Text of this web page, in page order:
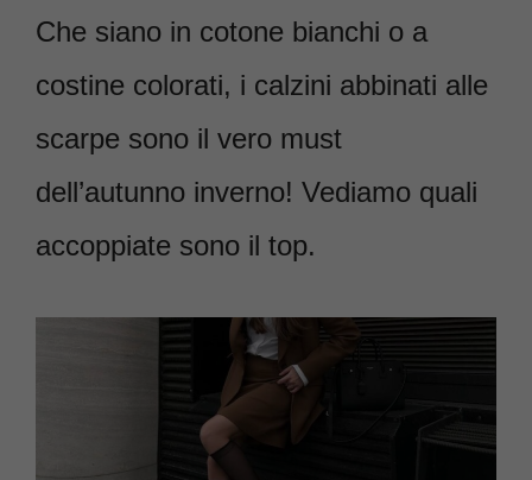
Che siano in cotone bianchi o a
costine colorati, i calzini abbinati alle
scarpe sono il vero must
dell’autunno inverno! Vediamo quali
accoppiate sono il top.